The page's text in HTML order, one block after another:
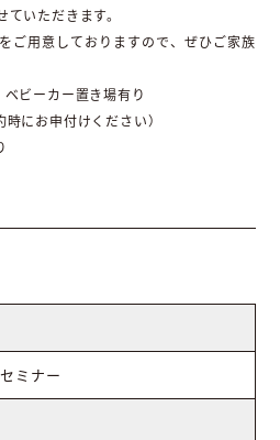
いただきます。
ご用意しておりますので、ぜひご家族
ビーカー置き場有り
にお申付けください）
ミナー